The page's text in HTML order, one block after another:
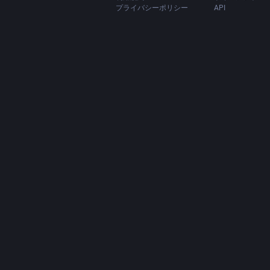
プライバシーポリシー
API